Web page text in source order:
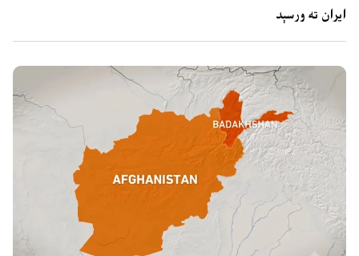
ایران ته ورسېد